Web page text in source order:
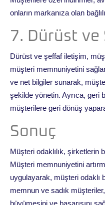
onların markanıza olan
7. Dürüst
Dürüst ve şeffaf iletişim,
müşteri memnuniyetini
ve net bilgiler sunarak,
şekilde yönetin. Ayrıca, geri
müşterilere geri dönüş
Sonuç
Müşteri odaklılık, şirketlerin
Müşteri memnuniyetini
uygulayarak, müşteri odaklı
memnun ve sadık
büyümesini ve başarısını